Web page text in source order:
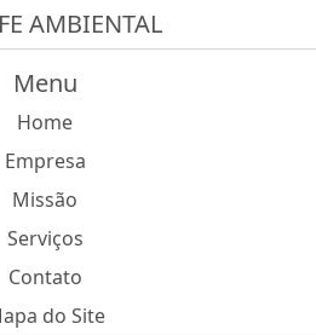
AMBIENTAL
Menu
Home
Empresa
Missão
Serviços
Contato
do Site